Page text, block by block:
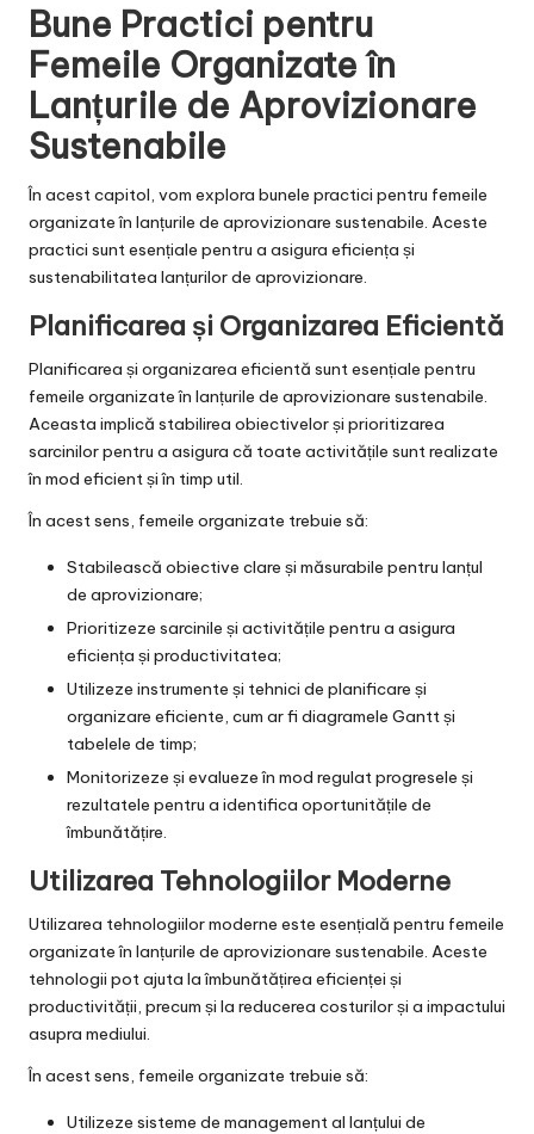
Bune Practici pentru
Femeile Organizate în
Lanțurile de Aprovizionare
Sustenabile
În acest capitol, vom explora bunele practici pentru femeile
organizate în lanțurile de aprovizionare sustenabile. Aceste
practici sunt esențiale pentru a asigura eficiența și
sustenabilitatea lanțurilor de aprovizionare.
Planificarea și Organizarea Eficientă
Planificarea și organizarea eficientă sunt esențiale pentru
femeile organizate în lanțurile de aprovizionare sustenabile.
Aceasta implică stabilirea obiectivelor și prioritizarea
sarcinilor pentru a asigura că toate activitățile sunt realizate
în mod eficient și în timp util.
În acest sens, femeile organizate trebuie să:
Stabilească obiective clare și măsurabile pentru lanțul
de aprovizionare;
Prioritizeze sarcinile și activitățile pentru a asigura
eficiența și productivitatea;
Utilizeze instrumente și tehnici de planificare și
organizare eficiente, cum ar fi diagramele Gantt și
tabelele de timp;
Monitorizeze și evalueze în mod regulat progresele și
rezultatele pentru a identifica oportunitățile de
îmbunătățire.
Utilizarea Tehnologiilor Moderne
Utilizarea tehnologiilor moderne este esențială pentru femeile
organizate în lanțurile de aprovizionare sustenabile. Aceste
tehnologii pot ajuta la îmbunătățirea eficienței și
productivității, precum și la reducerea costurilor și a impactului
asupra mediului.
În acest sens, femeile organizate trebuie să:
Utilizeze sisteme de management al lanțului de